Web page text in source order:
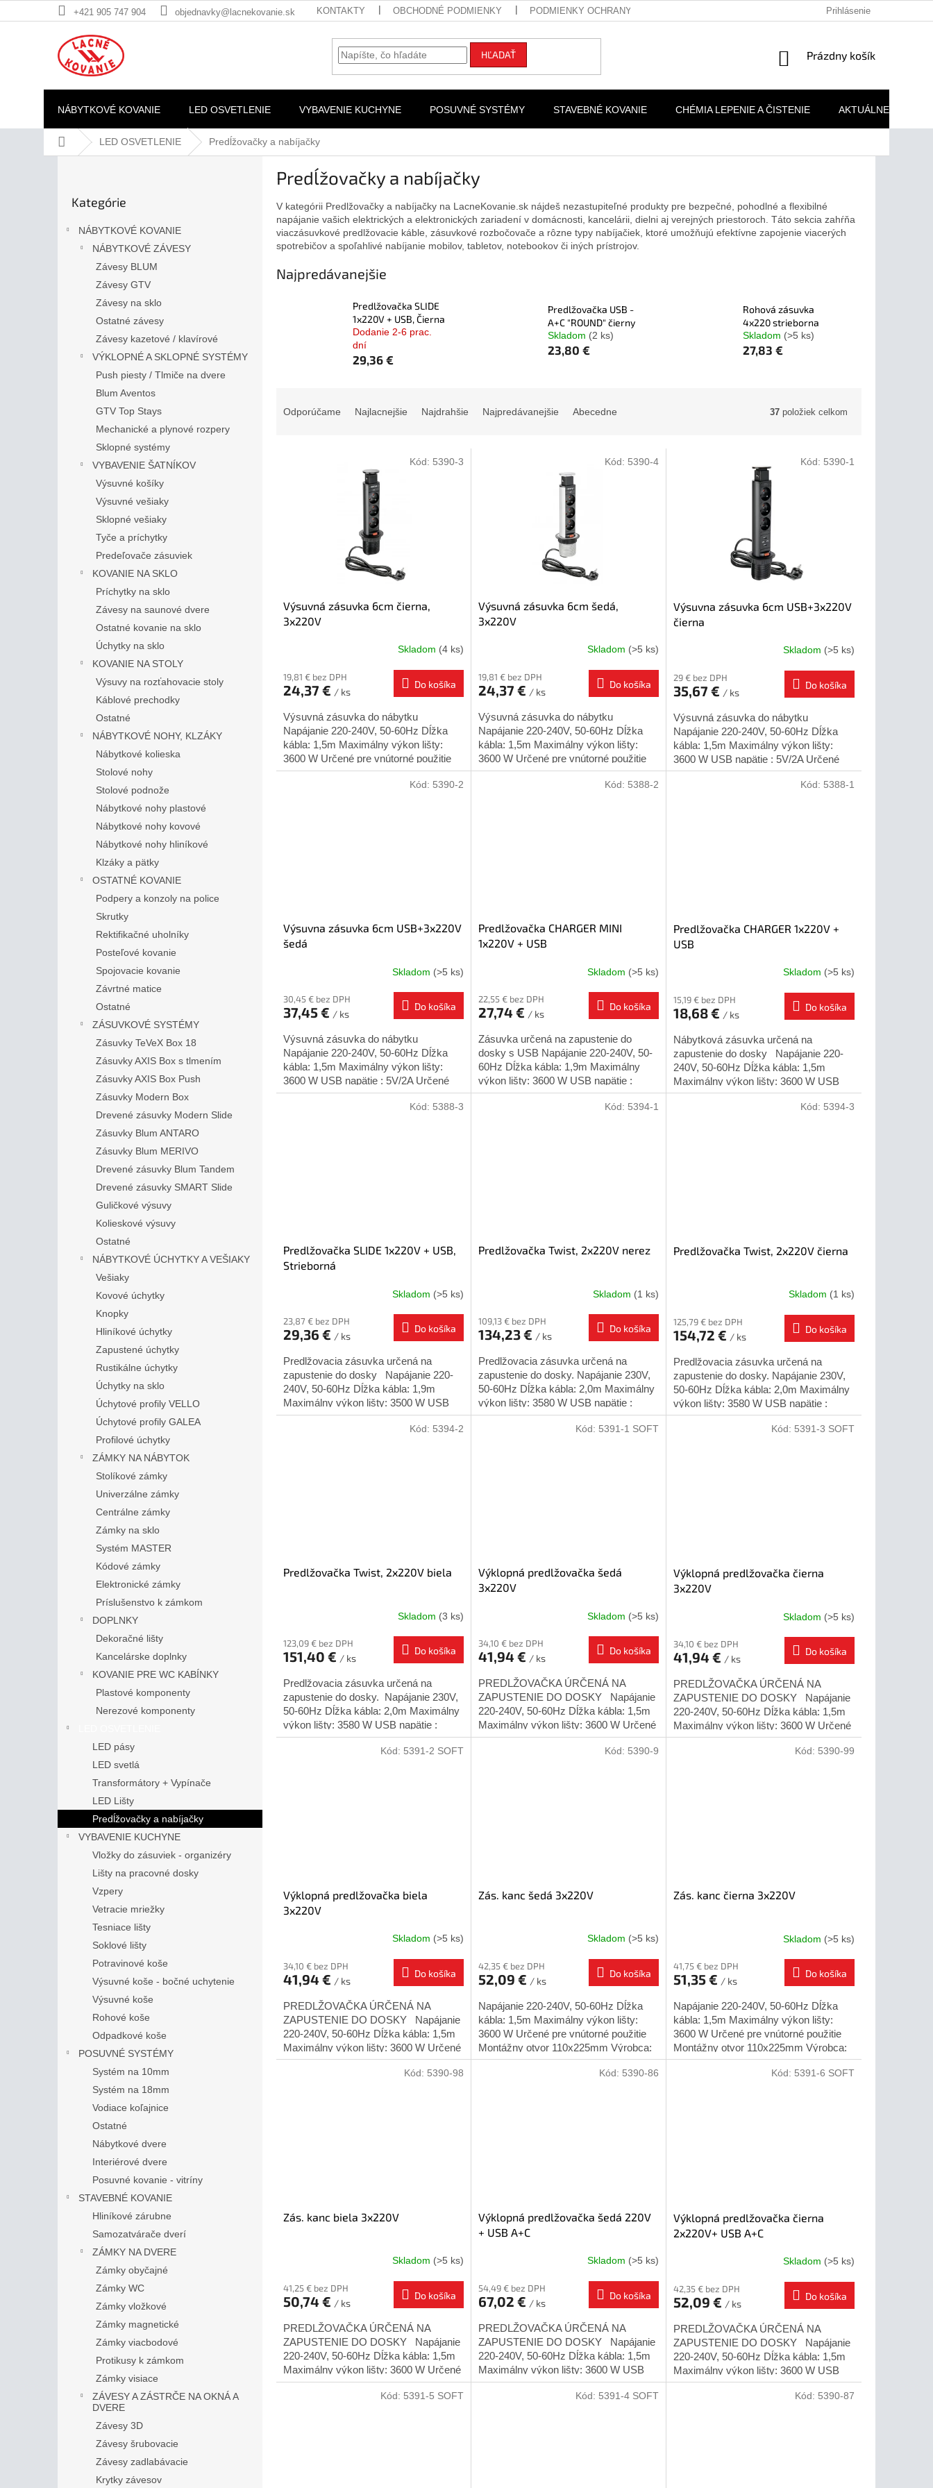
na
+421 905 747 904 objednavky@lacnekovanie.sk KONTAKTY OBCHODNÉ PODMIENKY PODMIENKY OCHRANY OSOBNÝCH ÚDAJOV REKLAMAČNÉ PODMIENKY
Prihlásenie
HĽADAŤ
NÁKUPNÝ
Prázdny košík
NÁBYTKOVÉ KOVANIE LED OSVETLENIE VYBAVENIE KUCHYNE POSUVNÉ SYSTÉMY STAVEBNÉ KOVANIE CHÉMIA LEPENIE A ČISTENIE AKTUÁLNE AKCIE
DomovLED OSVETLENIE Predĺžovačky a nabíjačky
kategórie
Kategórie
NÁBYTKOVÉ KOVANIE
NÁBYTKOVÉ ZÁVESY
Závesy BLUM
Závesy GTV
Závesy na sklo
Ostatné závesy
Závesy kazetové / klavírové
VÝKLOPNÉ A SKLOPNÉ SYSTÉMY
Push piesty / Tlmiče na dvere
Blum Aventos
GTV Top Stays
Mechanické a plynové rozpery
Sklopné systémy
VYBAVENIE ŠATNÍKOV
Výsuvné košíky
Výsuvné vešiaky
Sklopné vešiaky
Tyče a príchytky
Predeľovače zásuviek
KOVANIE NA SKLO
Príchytky na sklo
Závesy na saunové dvere
Ostatné kovanie na sklo
Úchytky na sklo
KOVANIE NA STOLY
Výsuvy na rozťahovacie stoly
Káblové prechodky
Ostatné
NÁBYTKOVÉ NOHY, KLZÁKY
Nábytkové kolieska
Stolové nohy
Stolové podnože
Nábytkové nohy plastové
Nábytkové nohy kovové
Nábytkové nohy hliníkové
Klzáky a pätky
OSTATNÉ KOVANIE
Podpery a konzoly na police
Skrutky
Rektifikačné uholníky
Posteľové kovanie
Spojovacie kovanie
Závrtné matice
Ostatné
ZÁSUVKOVÉ SYSTÉMY
Zásuvky TeVeX Box 18
Zásuvky AXIS Box s tlmením
Zásuvky AXIS Box Push
Zásuvky Modern Box
Drevené zásuvky Modern Slide
Zásuvky Blum ANTARO
Zásuvky Blum MERIVO
Drevené zásuvky Blum Tandem
Drevené zásuvky SMART Slide
Guličkové výsuvy
Kolieskové výsuvy
Ostatné
NÁBYTKOVÉ ÚCHYTKY A VEŠIAKY
Vešiaky
Kovové úchytky
Knopky
Hliníkové úchytky
Zapustené úchytky
Rustikálne úchytky
Úchytky na sklo
Úchytové profily VELLO
Úchytové profily GALEA
Profilové úchytky
ZÁMKY NA NÁBYTOK
Stolíkové zámky
Univerzálne zámky
Centrálne zámky
Zámky na sklo
Systém MASTER
Kódové zámky
Elektronické zámky
Príslušenstvo k zámkom
DOPLNKY
Dekoračné lišty
Kancelárske doplnky
KOVANIE PRE WC KABÍNKY
Plastové komponenty
Nerezové komponenty
LED pásy
LED svetlá
Transformátory + Vypínače
LED Lišty
Predĺžovačky a nabíjačky
VYBAVENIE KUCHYNE
Vložky do zásuviek - organizéry
Lišty na pracovné dosky
Vzpery
Vetracie mriežky
Tesniace lišty
Soklové lišty
Potravinové koše
Výsuvné koše - bočné uchytenie
Výsuvné koše
Rohové koše
Odpadkové koše
POSUVNÉ SYSTÉMY
Systém na 10mm
Systém na 18mm
Vodiace koľajnice
Ostatné
Nábytkové dvere
Interiérové dvere
Posuvné kovanie - vitríny
STAVEBNÉ KOVANIE
Hliníkové zárubne
Samozatvárače dverí
ZÁMKY NA DVERE
Zámky obyčajné
Zámky WC
Zámky vložkové
Zámky magnetické
Zámky viacbodové
Protikusy k zámkom
Zámky visiace
ZÁVESY A ZÁSTRČE NA OKNÁ A
DVERE
Závesy 3D
Závesy šrubovacie
Závesy zadlabávacie
Krytky závesov
Predĺžovačky a nabíjačky
V kategórii Predlžovačky a nabíjačky na LacneKovanie.sk nájdeš nezastupiteľné produkty pre bezpečné, pohodlné a flexibilné
napájanie vašich elektrických a elektronických zariadení v domácnosti, kancelárii, dielni aj verejných priestoroch. Táto sekcia zahŕňa
viaczásuvkové predlžovacie káble, zásuvkové rozbočovače a rôzne typy nabíjačiek, ktoré umožňujú efektívne zapojenie viacerých
spotrebičov a spoľahlivé nabíjanie mobilov, tabletov, notebookov či iných prístrojov.
Najpredávanejšie
Predlžovačka SLIDE
1x220V + USB, Čierna
Dodanie 2-6 prac.
dní
29,36 €
Predlžovačka USB -
A+C "ROUND" čierny
Skladom (2 ks)
23,80 €
Rohová zásuvka
4x220 strieborna
Skladom (>5 ks)
27,83 €
Odporúčame Najlacnejšie Najdrahšie Najpredávanejšie Abecedne 37 položiek celkom
Výsuvná zásuvka 6cm čierna,
3x220V
Skladom (4 ks)
19,81 € bez DPH
24,37 € / ks
Do košíka
Výsuvná zásuvka do nábytku
Napájanie 220-240V, 50-60Hz Dĺžka
kábla: 1,5m Maximálny výkon lišty:
3600 W Určené pre vnútorné použitie
Montážny otvor 60mm Výrobca: GTV...
Kód: 5390-3
Výsuvná zásuvka 6cm šedá,
3x220V
Skladom (>5 ks)
19,81 € bez DPH
24,37 € / ks
Do košíka
Výsuvná zásuvka do nábytku
Napájanie 220-240V, 50-60Hz Dĺžka
kábla: 1,5m Maximálny výkon lišty:
3600 W Určené pre vnútorné použitie
Montážny otvor 60mm Výrobca: GTV...
Kód: 5390-4
Výsuvna zásuvka 6cm USB+3x220V
čierna
Skladom (>5 ks)
29 € bez DPH
35,67 € / ks
Do košíka
Výsuvná zásuvka do nábytku
Napájanie 220-240V, 50-60Hz Dĺžka
kábla: 1,5m Maximálny výkon lišty:
3600 W USB napätie : 5V/2A Určené
pre vnútorné použitie Montážny otvor...
Kód: 5390-1
Výsuvna zásuvka 6cm USB+3x220V
šedá
Skladom (>5 ks)
30,45 € bez DPH
37,45 € / ks
Do košíka
Výsuvná zásuvka do nábytku
Napájanie 220-240V, 50-60Hz Dĺžka
kábla: 1,5m Maximálny výkon lišty:
3600 W USB napätie : 5V/2A Určené
pre vnútorné použitie...
Kód: 5390-2
Predlžovačka CHARGER MINI
1x220V + USB
Skladom (>5 ks)
22,55 € bez DPH
27,74 € / ks
Do košíka
Zásuvka určená na zapustenie do
dosky s USB Napájanie 220-240V, 50-
60Hz Dĺžka kábla: 1,9m Maximálny
výkon lišty: 3600 W USB napätie :
5V/2A Určené pre vnútorné použitie...
Kód: 5388-2
Predlžovačka CHARGER 1x220V +
USB
Skladom (>5 ks)
15,19 € bez DPH
18,68 € / ks
Do košíka
Nábytková zásuvka určená na
zapustenie do dosky Napájanie 220-
240V, 50-60Hz Dĺžka kábla: 1,5m
Maximálny výkon lišty: 3600 W USB
napätie : 5V/2A Určené pre...
Kód: 5388-1
Predlžovačka SLIDE 1x220V + USB,
Strieborná
Skladom (>5 ks)
23,87 € bez DPH
29,36 € / ks
Do košíka
Predlžovacia zásuvka určená na
zapustenie do dosky Napájanie 220-
240V, 50-60Hz Dĺžka kábla: 1,9m
Maximálny výkon lišty: 3500 W USB
napätie : 5V/2,4A Určené...
Kód: 5388-3
Predlžovačka Twist, 2x220V nerez
Skladom (1 ks)
109,13 € bez DPH
134,23 € / ks
Do košíka
Predlžovacia zásuvka určená na
zapustenie do dosky. Napájanie 230V,
50-60Hz Dĺžka kábla: 2,0m Maximálny
výkon lišty: 3580 W USB napätie :
5V/2,4A Určené pre vnútorné...
Kód: 5394-1
Predlžovačka Twist, 2x220V čierna
Skladom (1 ks)
125,79 € bez DPH
154,72 € / ks
Do košíka
Predlžovacia zásuvka určená na
zapustenie do dosky. Napájanie 230V,
50-60Hz Dĺžka kábla: 2,0m Maximálny
výkon lišty: 3580 W USB napätie :
5V/2,4A Určené pre vnútorné...
Kód: 5394-3
Predlžovačka Twist, 2x220V biela
Skladom (3 ks)
123,09 € bez DPH
151,40 € / ks
Do košíka
Predlžovacia zásuvka určená na
zapustenie do dosky. Napájanie 230V,
50-60Hz Dĺžka kábla: 2,0m Maximálny
výkon lišty: 3580 W USB napätie :
5V/2,4A Určené pre...
Kód: 5394-2
Výklopná predlžovačka šedá
3x220V
Skladom (>5 ks)
34,10 € bez DPH
41,94 € / ks
Do košíka
PREDLŽOVAČKA ÚRČENÁ NA
ZAPUSTENIE DO DOSKY Napájanie
220-240V, 50-60Hz Dĺžka kábla: 1,5m
Maximálny výkon lišty: 3600 W Určené
pre vnútorné použitie Montážny...
Kód: 5391-1 SOFT
Výklopná predlžovačka čierna
3x220V
produktu
je
z
5
hviezdičiek.
Skladom (>5 ks)
34,10 € bez DPH
41,94 € / ks
Do košíka
PREDLŽOVAČKA ÚRČENÁ NA
ZAPUSTENIE DO DOSKY Napájanie
220-240V, 50-60Hz Dĺžka kábla: 1,5m
Maximálny výkon lišty: 3600 W Určené
pre vnútorné použitie Montážny...
Kód: 5391-3 SOFT
Výklopná predlžovačka biela
3x220V
Skladom (>5 ks)
34,10 € bez DPH
41,94 € / ks
Do košíka
PREDLŽOVAČKA ÚRČENÁ NA
ZAPUSTENIE DO DOSKY Napájanie
220-240V, 50-60Hz Dĺžka kábla: 1,5m
Maximálny výkon lišty: 3600 W Určené
pre vnútorné použitie Montážny...
Kód: 5391-2 SOFT
Zás. kanc šedá 3x220V
Skladom (>5 ks)
42,35 € bez DPH
52,09 € / ks
Do košíka
Napájanie 220-240V, 50-60Hz Dĺžka
kábla: 1,5m Maximálny výkon lišty:
3600 W Určené pre vnútorné použitie
Montážny otvor 110x225mm Výrobca:
GTV Spôsob montáže: zapustené do...
Kód: 5390-9
Zás. kanc čierna 3x220V
Skladom (>5 ks)
41,75 € bez DPH
51,35 € / ks
Do košíka
Napájanie 220-240V, 50-60Hz Dĺžka
kábla: 1,5m Maximálny výkon lišty:
3600 W Určené pre vnútorné použitie
Montážny otvor 110x225mm Výrobca:
GTV Spôsob montáže: zapustené do...
Kód: 5390-99
Zás. kanc biela 3x220V
Skladom (>5 ks)
41,25 € bez DPH
50,74 € / ks
Do košíka
PREDLŽOVAČKA ÚRČENÁ NA
ZAPUSTENIE DO DOSKY Napájanie
220-240V, 50-60Hz Dĺžka kábla: 1,5m
Maximálny výkon lišty: 3600 W Určené
pre vnútorné použitie Montážny...
Kód: 5390-98
Výklopná predlžovačka šedá 220V
+ USB A+C
Skladom (>5 ks)
54,49 € bez DPH
67,02 € / ks
Do košíka
PREDLŽOVAČKA ÚRČENÁ NA
ZAPUSTENIE DO DOSKY Napájanie
220-240V, 50-60Hz Dĺžka kábla: 1,5m
Maximálny výkon lišty: 3600 W USB
napätie : 5V/2A Určené pre vnútorné...
Kód: 5390-86
Výklopná predlžovačka čierna
2x220V+ USB A+C
Skladom (>5 ks)
42,35 € bez DPH
52,09 € / ks
Do košíka
PREDLŽOVAČKA ÚRČENÁ NA
ZAPUSTENIE DO DOSKY Napájanie
220-240V, 50-60Hz Dĺžka kábla: 1,5m
Maximálny výkon lišty: 3600 W USB
napätie : 5V/2A Určené pre vnútorné...
Kód: 5391-6 SOFT
Kód: 5391-5 SOFT Kód: 5391-4 SOFT Kód: 5390-87